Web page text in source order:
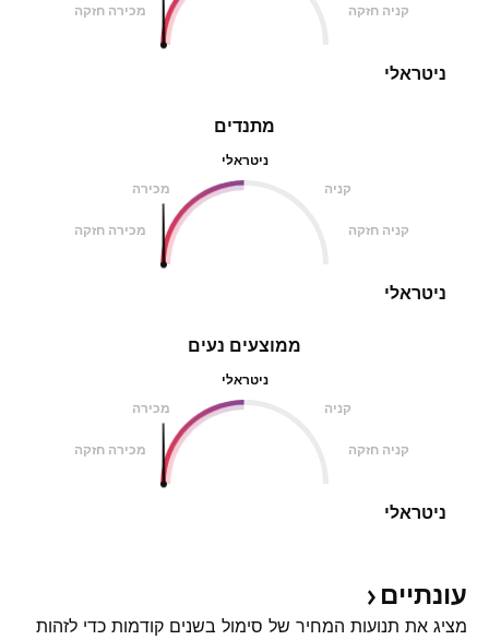
מתנדים
ניטראלי
מכירה
קניה
מכירה חזקה קניה חזקה
ניטראלי
מכירה חזקה קניה חזקה
ניטראלי
ממוצעים נעים
ניטראלי
מכירה
קניה
מכירה חזקה קניה חזקה
ניטראלי
עונתיים
מציג את תנועות המחיר של סימול בשנים קודמות כדי לזהות